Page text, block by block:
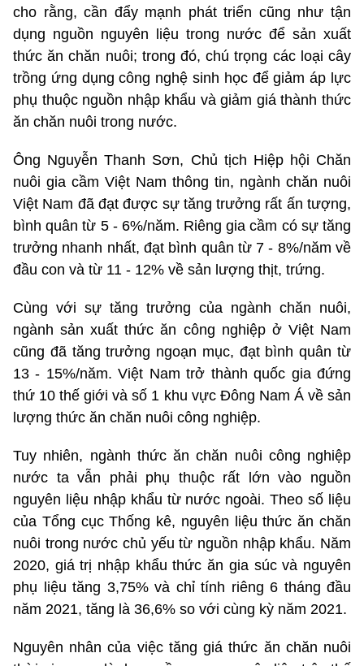
cho rằng, cần đẩy mạnh phát triển cũng như tận
dụng nguồn nguyên liệu trong nước để sản xuất
thức ăn chăn nuôi; trong đó, chú trọng các loại cây
trồng ứng dụng công nghệ sinh học để giảm áp lực
phụ thuộc nguồn nhập khẩu và giảm giá thành thức
ăn chăn nuôi trong nước.
Ông Nguyễn Thanh Sơn, Chủ tịch Hiệp hội Chăn
nuôi gia cầm Việt Nam thông tin, ngành chăn nuôi
Việt Nam đã đạt được sự tăng trưởng rất ấn tượng,
bình quân từ 5 - 6%/năm. Riêng gia cầm có sự tăng
trưởng nhanh nhất, đạt bình quân từ 7 - 8%/năm về
đầu con và từ 11 - 12% về sản lượng thịt, trứng.
Cùng với sự tăng trưởng của ngành chăn nuôi,
ngành sản xuất thức ăn công nghiệp ở Việt Nam
cũng đã tăng trưởng ngoạn mục, đạt bình quân từ
13 - 15%/năm. Việt Nam trở thành quốc gia đứng
thứ 10 thế giới và số 1 khu vực Đông Nam Á về sản
lượng thức ăn chăn nuôi công nghiệp.
Tuy nhiên, ngành thức ăn chăn nuôi công nghiệp
nước ta vẫn phải phụ thuộc rất lớn vào nguồn
nguyên liệu nhập khẩu từ nước ngoài. Theo số liệu
của Tổng cục Thống kê, nguyên liệu thức ăn chăn
nuôi trong nước chủ yếu từ nguồn nhập khẩu. Năm
2020, giá trị nhập khẩu thức ăn gia súc và nguyên
phụ liệu tăng 3,75% và chỉ tính riêng 6 tháng đầu
năm 2021, tăng là 36,6% so với cùng kỳ năm 2021.
Nguyên nhân của việc tăng giá thức ăn chăn nuôi